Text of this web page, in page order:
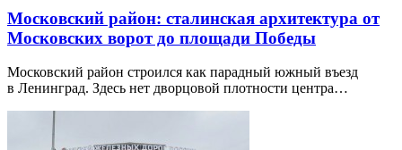
Московский район: сталинская архитектура от
Московских ворот до площади Победы
Московский район строился как парадный южный въезд
в Ленинград. Здесь нет дворцовой плотности центра…